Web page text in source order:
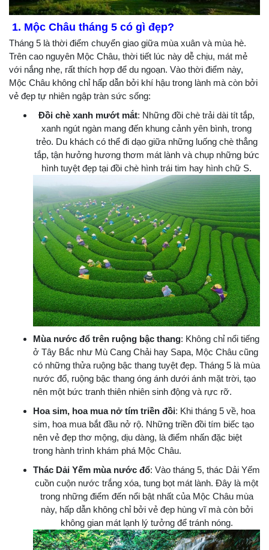
1. Mộc Châu tháng 5 có gì đẹp?
Tháng 5 là thời điểm chuyển giao giữa mùa xuân và mùa hè.
Trên cao nguyên Mộc Châu, thời tiết lúc này dễ chịu, mát mẻ
với nắng nhẹ, rất thích hợp để du ngoạn. Vào thời điểm này,
Mộc Châu không chỉ hấp dẫn bởi khí hậu trong lành mà còn bởi
vẻ đẹp tự nhiên ngập tràn sức sống:
Đồi chè xanh mướt mắt: Những đồi chè trải dài tít tắp,
xanh ngút ngàn mang đến khung cảnh yên bình, trong
trẻo. Du khách có thể đi dạo giữa những luống chè thẳng
tắp, tận hưởng hương thơm mát lành và chụp những bức
hình tuyệt đẹp tại đồi chè hình trái tim hay hình chữ S.
Mùa nước đổ trên ruộng bậc thang: Không chỉ nổi tiếng
ở Tây Bắc như Mù Cang Chải hay Sapa, Mộc Châu cũng
có những thửa ruộng bậc thang tuyệt đẹp. Tháng 5 là mùa
nước đổ, ruộng bậc thang óng ánh dưới ánh mặt trời, tạo
nên một bức tranh thiên nhiên sinh động và rực rỡ.
Hoa sim, hoa mua nở tím triền đồi: Khi tháng 5 về, hoa
sim, hoa mua bắt đầu nở rộ. Những triền đồi tím biếc tạo
nên vẻ đẹp thơ mộng, dịu dàng, là điểm nhấn đặc biệt
trong hành trình khám phá Mộc Châu.
Thác Dải Yếm mùa nước đổ: Vào tháng 5, thác Dải Yếm
cuồn cuộn nước trắng xóa, tung bọt mát lành. Đây là một
trong những điểm đến nổi bật nhất của Mộc Châu mùa
này, hấp dẫn không chỉ bởi vẻ đẹp hùng vĩ mà còn bởi
không gian mát lạnh lý tưởng để tránh nóng.